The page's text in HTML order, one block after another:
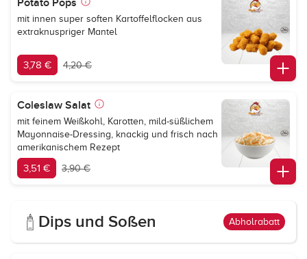
Potato Pops
mit innen super soften Kartoffelflocken aus
extraknuspriger Mantel
3,78 € 4,20 €
Coleslaw Salat
mit feinem Weißkohl, Karotten, mild-süßlichem
Mayonnaise-Dressing, knackig und frisch nach
amerikanischem Rezept
3,51 € 3,90 €
Dips und Soßen Abholrabatt